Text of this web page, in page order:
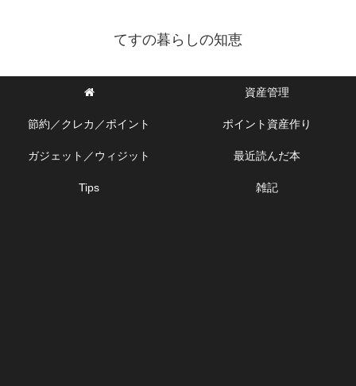
てすの暮らしの知恵
資産管理
節約／クレカ／ポイント ポイント資産作り
ガジェット／ウィジット 最近読んだ本
Tips 雑記